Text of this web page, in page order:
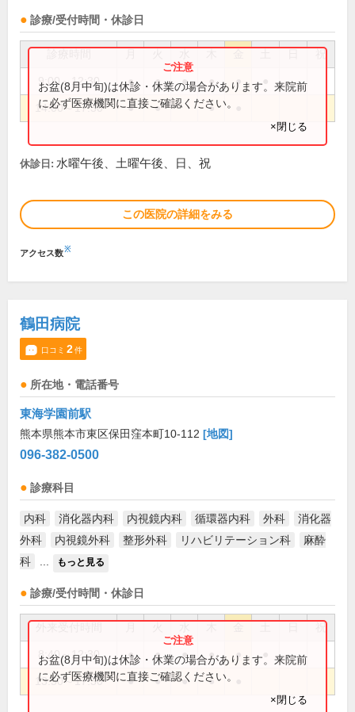
診療/受付時間・休診日
祝
9:00～12:30 ● ● ● ● ●
14:00～17:30 ● ● ●
お盆(8月中旬)は休診・休業の場合があります。来院前
に必ず医療機関に直接ご確認ください。
×閉じる
休診日: 水曜午後、土曜午後、日、祝
この医院の詳細をみる
アクセス数※
鶴田病院
口コミ 2件
所在地・電話番号
東海学園前駅
熊本県熊本市東区保田窪本町10-112 [地図]
096-382-0500
診療科目
内科 消化器内科 内視鏡内科 循環器内科 外科
消化器
外科
内視鏡外科 整形外科 リハビリテーション科
麻酔
科
もっと見る
診療/受付時間・休診日
祝
8:40～12:30 ● ● ● ● ●
13:50～17:30 ● ● ● ●
お盆(8月中旬)は休診・休業の場合があります。来院前
に必ず医療機関に直接ご確認ください。
×閉じる